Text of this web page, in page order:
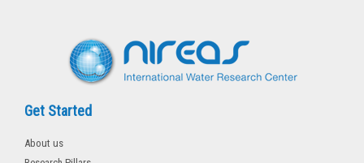
Get Started
About us